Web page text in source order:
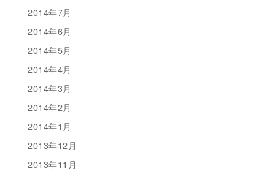
2014年7月
2014年6月
2014年5月
2014年4月
2014年3月
2014年2月
2014年1月
2013年12月
2013年11月